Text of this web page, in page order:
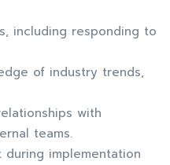
including responding to
of industry trends,
with
teams.
during implementation